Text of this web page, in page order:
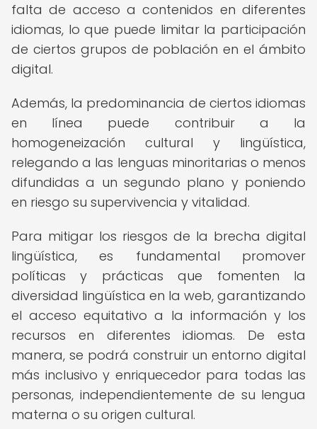
falta de acceso a contenidos en diferentes
idiomas, lo que puede limitar la participación
de ciertos grupos de población en el ámbito
digital.
Además, la predominancia de ciertos idiomas
en línea puede contribuir a la
homogeneización cultural y lingüística,
relegando a las lenguas minoritarias o menos
difundidas a un segundo plano y poniendo
en riesgo su supervivencia y vitalidad.
Para mitigar los riesgos de la brecha digital
lingüística, es fundamental promover
políticas y prácticas que fomenten la
diversidad lingüística en la web, garantizando
el acceso equitativo a la información y los
recursos en diferentes idiomas. De esta
manera, se podrá construir un entorno digital
más inclusivo y enriquecedor para todas las
personas, independientemente de su lengua
materna o su origen cultural.